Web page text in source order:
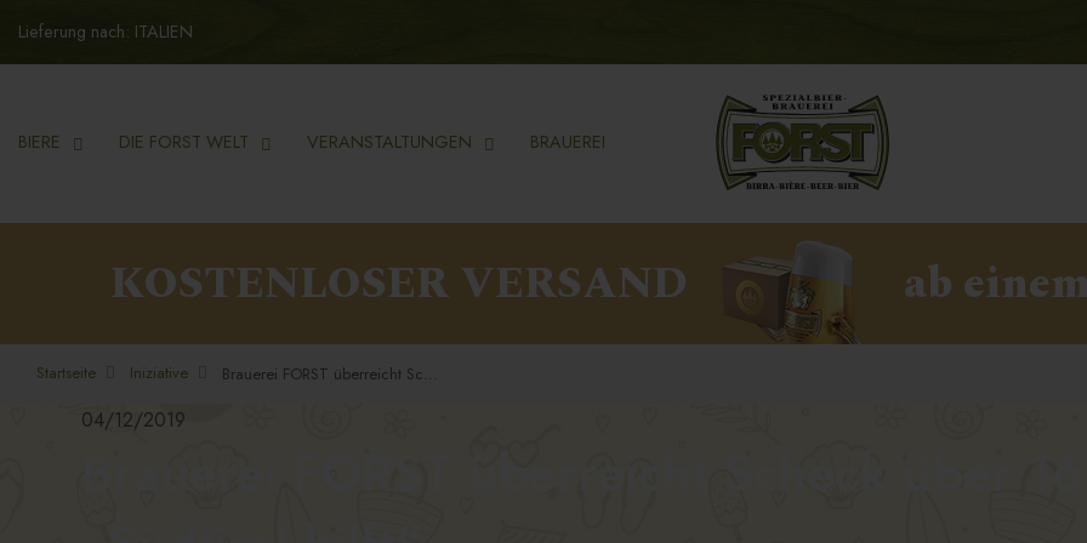
Lieferung nach: ITALIEN
BIERE DIE FORST WELT VERANSTALTUNGEN BRAUEREI
KOSTENLOSER VERSAND ab
Startseite Iniziative Brauerei FORST überreicht Scheck über 167.000 Euro an „Südtirol hilft“.
04/12/2019